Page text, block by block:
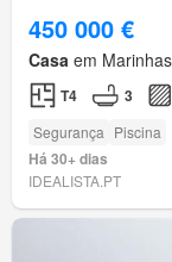
450 000 €
Casa em
T4 3
Segurança Piscina
Há 30+ dias
IDEALISTA.PT